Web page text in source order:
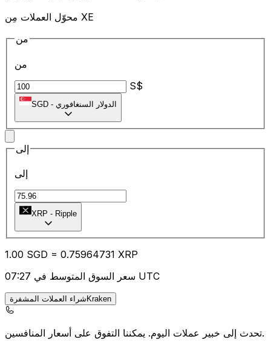
محوّل العملات مِن XE
من
من
S$
SGD - الدولار السنغافوري
إلى
إلى
XRP - Ripple
1.00 SGD = 0.75964731 XRP
سعر السوق المتوسط في 07:27 UTC
شراء العملات المشفرةKraken
تحدث إلى خبير عملات اليوم.يمكننا التفوق على أسعار المنافسين.